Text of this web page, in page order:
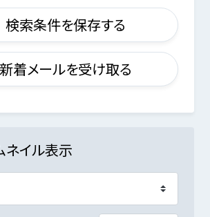
検索条件を保存する
新着メールを受け取る
ネイル表示